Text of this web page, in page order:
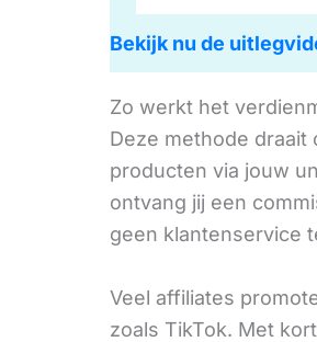
Bekijk nu de
Zo werkt het
Deze methode draait
producten via jouw
ontvang jij een
geen klantenservice
Veel affiliates
zoals TikTok. Met